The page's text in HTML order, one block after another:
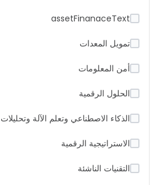
assetFinanaceText
تمويل المعدات
أمن المعلومات
الحلول الرقمية
الذكاء الاصطناعي وتعلم الآلة وتحليلات
الاستراتيجية الرقمية
التقنيات الناشئة